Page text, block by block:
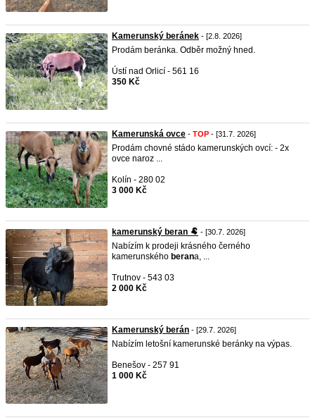
Kamerunský beránek - [2.8. 2026]
Prodám beránka. Odběr možný hned.
Ústí nad Orlicí - 561 16
350 Kč
Kamerunská ovce - TOP - [31.7. 2026]
Prodám chovné stádo kamerunských ovcí: - 2x
ovce naroz ...
Kolín - 280 02
3 000 Kč
kamerunský beran 🐏 - [30.7. 2026]
Nabízím k prodeji krásného černého
kamerunského berana, ...
Trutnov - 543 03
2 000 Kč
Kamerunský berán - [29.7. 2026]
Nabízím letošní kamerunské beránky na výpas.
Benešov - 257 91
1 000 Kč